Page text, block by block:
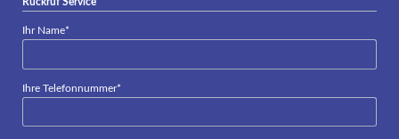
Pflichtfeld
Ihr Name*
Pflichtfeld
Ihre Telefonnummer*